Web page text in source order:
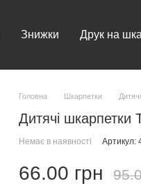
Знижки Друк на
Головна Шкарпетки
Дитячі шкарпетки
Немає в наявності Артикул:
66.00 грн